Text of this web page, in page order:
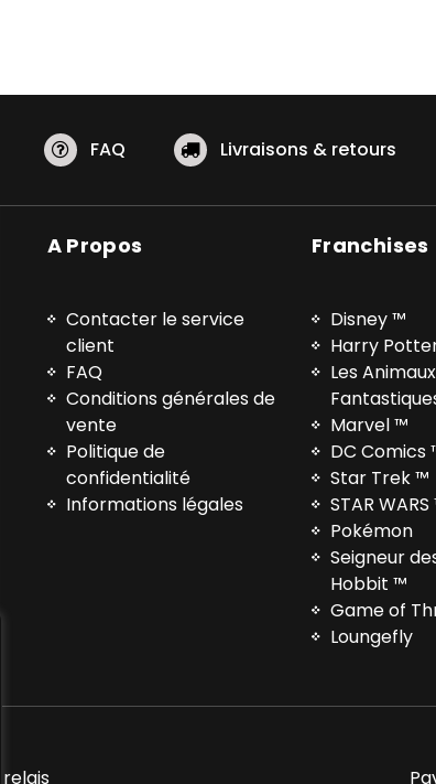
FAQ Livraisons & retours
A Propos
Contacter le service
client
FAQ
Conditions générales de
vente
Politique de
confidentialité
Informations légales
Franchises
Disney ™
Harry
Les Animaux
Marvel ™
DC Comics
Star Trek ™
STAR
Pokémon
Seigneur
Hobbit ™
Game of
Loungefly